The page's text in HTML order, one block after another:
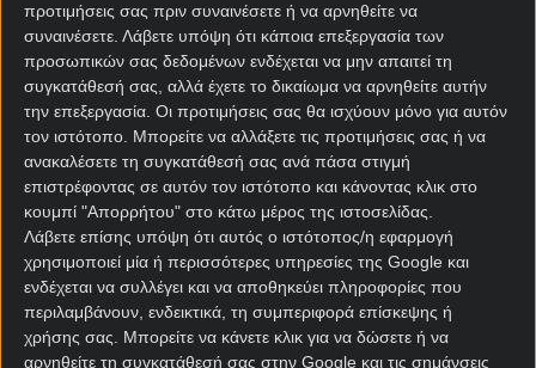
προτιμήσεις σας πριν συναινέσετε ή να αρνηθείτε να
συναινέσετε. Λάβετε υπόψη ότι κάποια επεξεργασία των
προσωπικών σας δεδομένων ενδέχεται να μην απαιτεί τη
συγκατάθεσή σας, αλλά έχετε το δικαίωμα να αρνηθείτε αυτήν
την επεξεργασία. Οι προτιμήσεις σας θα ισχύουν μόνο για αυτόν
τον ιστότοπο. Μπορείτε να αλλάξετε τις προτιμήσεις σας ή να
ανακαλέσετε τη συγκατάθεσή σας ανά πάσα στιγμή
επιστρέφοντας σε αυτόν τον ιστότοπο και κάνοντας κλικ στο
κουμπί "Απορρήτου" στο κάτω μέρος της ιστοσελίδας.
Λάβετε επίσης υπόψη ότι αυτός ο ιστότοπος/η εφαρμογή
χρησιμοποιεί μία ή περισσότερες υπηρεσίες της Google και
ενδέχεται να συλλέγει και να αποθηκεύει πληροφορίες που
περιλαμβάνουν, ενδεικτικά, τη συμπεριφορά επίσκεψης ή
χρήσης σας. Μπορείτε να κάνετε κλικ για να δώσετε ή να
αρνηθείτε τη συγκατάθεσή σας στην Google και τις σημάνσεις
Αρχική Σελίδα
Χρήστος Σωτηρακόπουλος
Προγνωστικά
Βαθμολογίες - Στατιστικά
Κουπόνι
Πρόγραμμα TV
Προσφορές*